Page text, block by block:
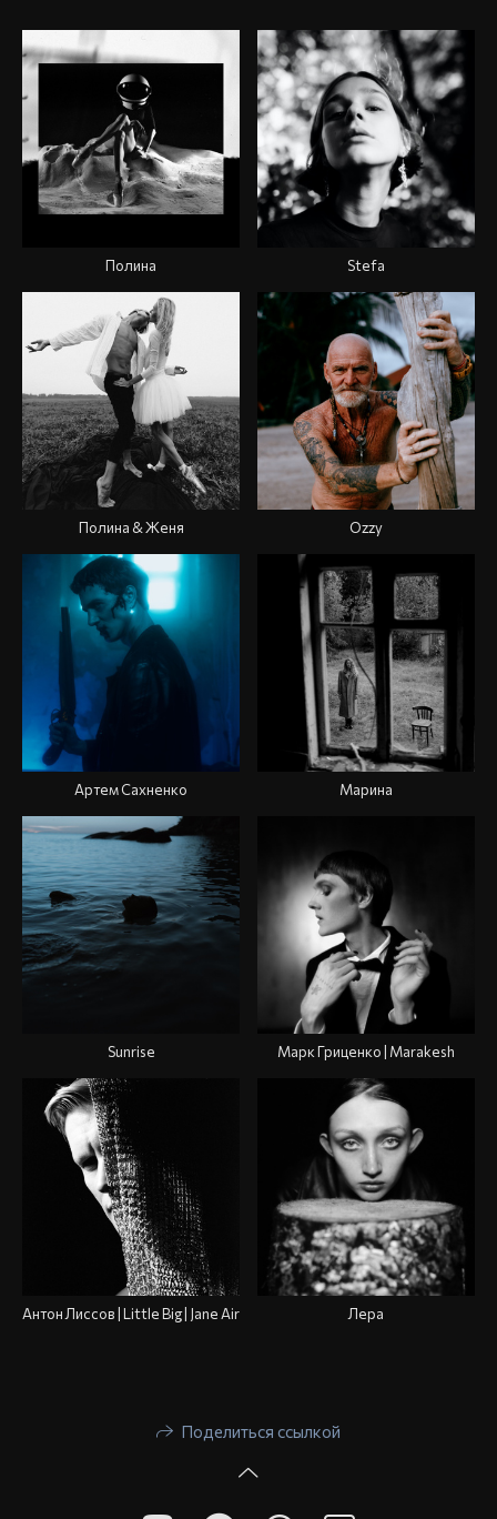
Полина Stefa
Полина & Женя Ozzy
Артем Сахненко Марина
Sunrise Марк Гриценко | Marakesh
Антон Лиссов | Little Big | Jane Air Лера
Поделиться ссылкой